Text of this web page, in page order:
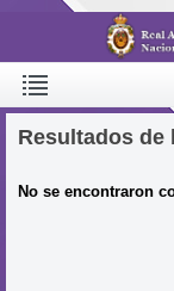
Resultados de
No se encontraron